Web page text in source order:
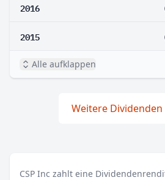
2016
2015
Alle aufklappen
Weitere Dividenden
CSP Inc zahlt eine